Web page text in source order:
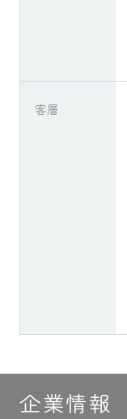
客層
企業情報